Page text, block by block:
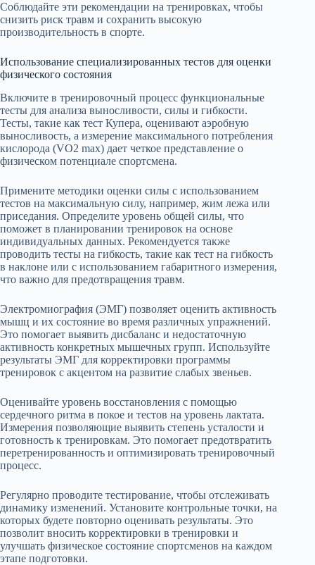
Соблюдайте эти рекомендации на тренировках, чтобы
снизить риск травм и сохранить высокую
производительность в спорте.
Использование специализированных тестов для оценки
физического состояния
Включите в тренировочный процесс функциональные
тесты для анализа выносливости, силы и гибкости.
Тесты, такие как тест Купера, оценивают аэробную
выносливость, а измерение максимального потребления
кислорода (VO2 max) дает четкое представление о
физическом потенциале спортсмена.
Примените методики оценки силы с использованием
тестов на максимальную силу, например, жим лежа или
приседания. Определите уровень общей силы, что
поможет в планировании тренировок на основе
индивидуальных данных. Рекомендуется также
проводить тесты на гибкость, такие как тест на гибкость
в наклоне или с использованием габаритного измерения,
что важно для предотвращения травм.
Электромиография (ЭМГ) позволяет оценить активность
мышц и их состояние во время различных упражнений.
Это помогает выявить дисбаланс и недостаточную
активность конкретных мышечных групп. Используйте
результаты ЭМГ для корректировки программы
тренировок с акцентом на развитие слабых звеньев.
Оценивайте уровень восстановления с помощью
сердечного ритма в покое и тестов на уровень лактата.
Измерения позволяющие выявить степень усталости и
готовность к тренировкам. Это помогает предотвратить
перетренированность и оптимизировать тренировочный
процесс.
Регулярно проводите тестирование, чтобы отслеживать
динамику изменений. Установите контрольные точки, на
которых будете повторно оценивать результаты. Это
позволит вносить корректировки в тренировки и
улучшать физическое состояние спортсменов на каждом
этапе подготовки.